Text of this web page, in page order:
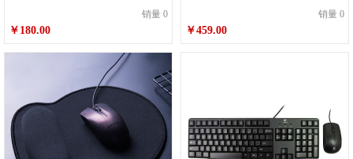
销量 0
￥180.00
销量 0
￥459.00